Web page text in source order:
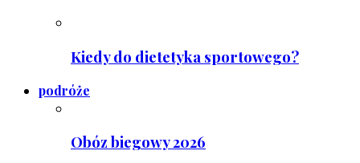
Kiedy do dietetyka sportowego?
podróże
Obóz biegowy 2026